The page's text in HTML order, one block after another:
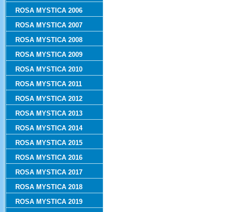
ROSA MYSTICA 2006
ROSA MYSTICA 2007
ROSA MYSTICA 2008
ROSA MYSTICA 2009
ROSA MYSTICA 2010
ROSA MYSTICA 2011
ROSA MYSTICA 2012
ROSA MYSTICA 2013
ROSA MYSTICA 2014
ROSA MYSTICA 2015
ROSA MYSTICA 2016
ROSA MYSTICA 2017
ROSA MYSTICA 2018
ROSA MYSTICA 2019